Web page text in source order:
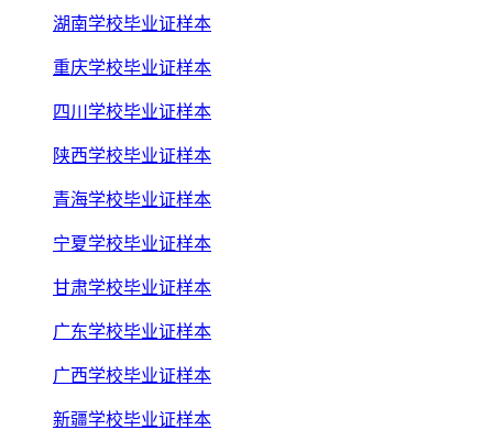
湖南学校毕业证样本
重庆学校毕业证样本
四川学校毕业证样本
陕西学校毕业证样本
青海学校毕业证样本
宁夏学校毕业证样本
甘肃学校毕业证样本
广东学校毕业证样本
广西学校毕业证样本
新疆学校毕业证样本